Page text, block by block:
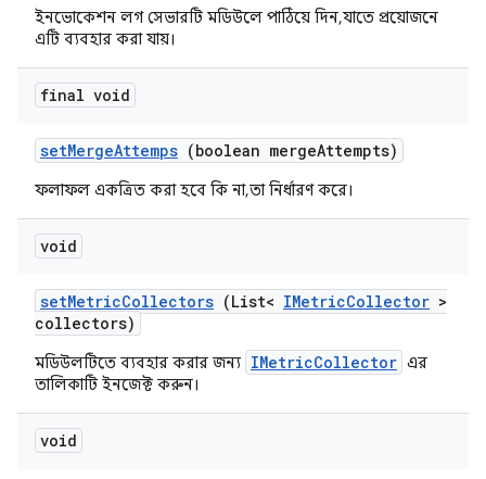
ইনভোকেশন লগ সেভারটি মডিউলে পাঠিয়ে দিন, যাতে প্রয়োজনে
এটি ব্যবহার করা যায়।
final void
setMergeAttemps (boolean mergeAttempts)
ফলাফল একত্রিত করা হবে কি না, তা নির্ধারণ করে।
void
setMetricCollectors (List< IMetricCollector >
collectors)
মডিউলটিতে ব্যবহার করার জন্য IMetricCollector এর
তালিকাটি ইনজেক্ট করুন।
void